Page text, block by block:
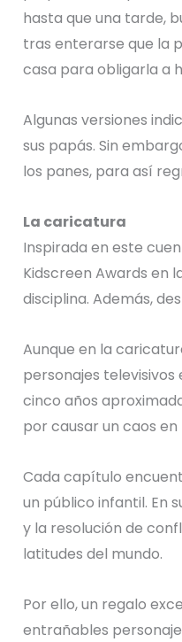
hasta que una tarde,
tras enterarse que la
casa para obligarla a
Algunas versiones
sus papás. Sin
los panes, para así
La caricatura
Inspirada en este
Kidscreen Awards en
disciplina. Además,
Aunque en la
personajes televisivos
cinco años
por causar un caos
Cada capítulo
un público infantil. En
y la resolución de
latitudes del mundo.
Por ello, un regalo
entrañables